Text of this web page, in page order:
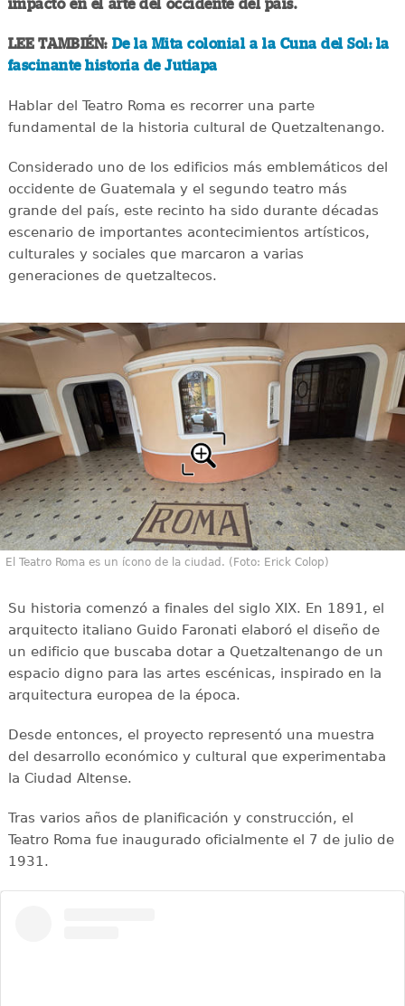
impacto en el arte del occidente del país.
LEE TAMBIÉN: De la Mita colonial a la Cuna del Sol: la
fascinante historia de Jutiapa
Hablar del Teatro Roma es recorrer una parte
fundamental de la historia cultural de Quetzaltenango.
Considerado uno de los edificios más emblemáticos del
occidente de Guatemala y el segundo teatro más
grande del país, este recinto ha sido durante décadas
escenario de importantes acontecimientos artísticos,
culturales y sociales que marcaron a varias
generaciones de quetzaltecos.
El Teatro Roma es un ícono de la ciudad. (Foto: Erick Colop)
Su historia comenzó a finales del siglo XIX. En 1891, el
arquitecto italiano Guido Faronati elaboró el diseño de
un edificio que buscaba dotar a Quetzaltenango de un
espacio digno para las artes escénicas, inspirado en la
arquitectura europea de la época.
Desde entonces, el proyecto representó una muestra
del desarrollo económico y cultural que experimentaba
la Ciudad Altense.
Tras varios años de planificación y construcción, el
Teatro Roma fue inaugurado oficialmente el 7 de julio de
1931.